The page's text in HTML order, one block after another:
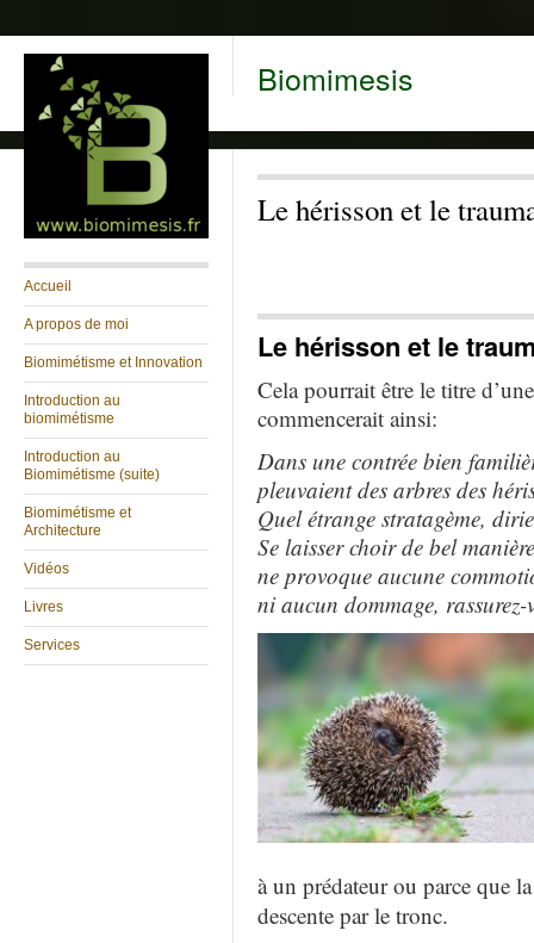
Biomimesis
Accueil
A propos de moi
Biomimétisme et Innovation
Introduction au
biomimétisme
Introduction au
Biomimétisme (suite)
Biomimétisme et
Architecture
Vidéos
Livres
Services
Le hérisson et le
Le hérisson et le
Cela pourrait être le titre
commencerait ainsi:
Dans une contrée bien
pleuvaient des arbres des
Quel étrange stratagème,
Se laisser choir de bel manière
ne provoque aucune
ni aucun dommage, rassurez-
à un prédateur ou parce que
descente par le tronc.